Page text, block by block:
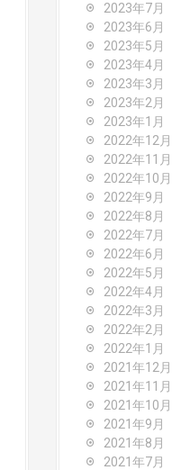
2023年7月
2023年6月
2023年5月
2023年4月
2023年3月
2023年2月
2023年1月
2022年12月
2022年11月
2022年10月
2022年9月
2022年8月
2022年7月
2022年6月
2022年5月
2022年4月
2022年3月
2022年2月
2022年1月
2021年12月
2021年11月
2021年10月
2021年9月
2021年8月
2021年7月